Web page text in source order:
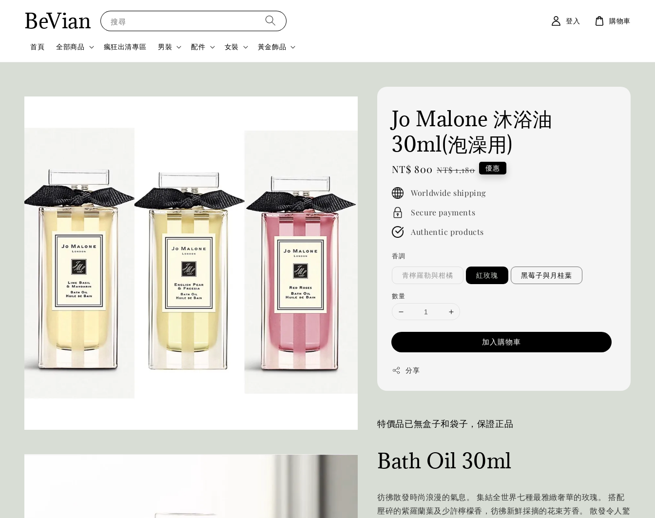
BeVian 搜尋
首頁 全部商品 瘋狂出清專區 男裝 配件 女裝 黃金飾品
登入 購物車
Jo Malone 沐浴油
30ml(泡澡用)
Sale
NT$ 800 Regular
NT$ 1,180 優惠
Worldwide shipping
Secure payments
Authentic products
香調
青檸羅勒與柑橘 紅玫瑰 黑莓子與月桂葉
數量
加入購物車
分享
特價品已無盒子和袋子，保證正品
Bath Oil 30ml
彷彿散發時尚浪漫的氣息。 集結全世界七種最雅緻奢華的玫瑰。 搭配
壓碎的紫羅蘭葉及少許檸檬香，彷彿新鮮採摘的花束芳香。 散發令人驚